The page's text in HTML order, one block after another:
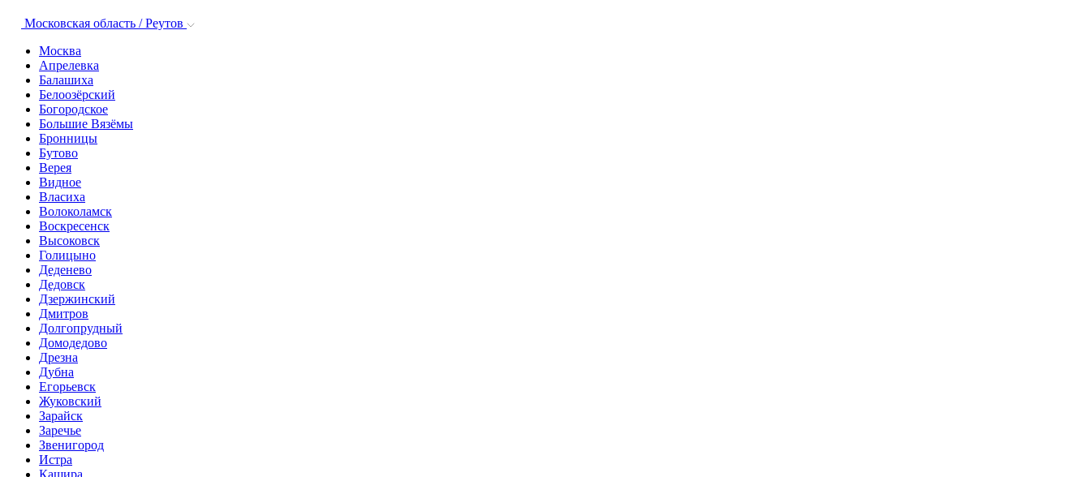
Московская область / Реутов
Москва
Апрелевка
Балашиха
Белоозёрский
Богородское
Большие Вязёмы
Бронницы
Бутово
Верея
Видное
Власиха
Волоколамск
Воскресенск
Высоковск
Голицыно
Деденево
Дедовск
Дзержинский
Дмитров
Долгопрудный
Домодедово
Дрезна
Дубна
Егорьевск
Жуковский
Зарайск
Заречье
Звенигород
Истра
Кашира